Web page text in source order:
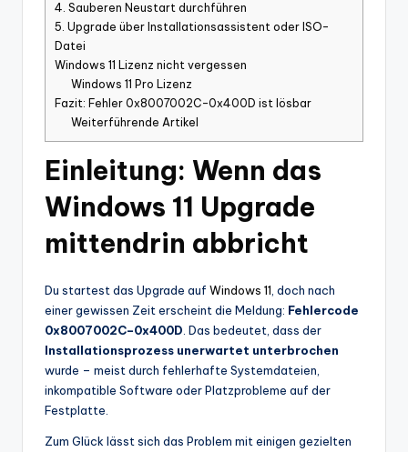
4. Sauberen Neustart durchführen
5. Upgrade über Installationsassistent oder ISO-
Datei
Windows 11 Lizenz nicht vergessen
Windows 11 Pro Lizenz
Fazit: Fehler 0x8007002C–0x400D ist lösbar
Weiterführende Artikel
Einleitung: Wenn das
Windows 11 Upgrade
mittendrin abbricht
Du startest das Upgrade auf Windows 11, doch nach
einer gewissen Zeit erscheint die Meldung: Fehlercode
0x8007002C–0x400D. Das bedeutet, dass der
Installationsprozess unerwartet unterbrochen
wurde – meist durch fehlerhafte Systemdateien,
inkompatible Software oder Platzprobleme auf der
Festplatte.
Zum Glück lässt sich das Problem mit einigen gezielten